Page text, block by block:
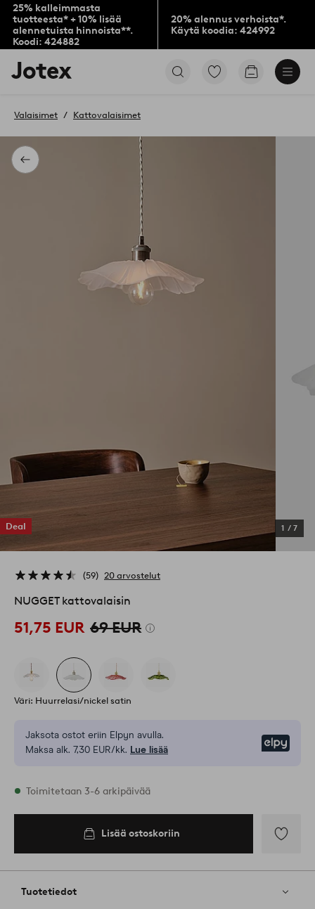
25% kalleimmasta
tuotteesta* + 10% lisää
alennetuista hinnoista**.
Koodi: 424882
20% alennus verhoista*.
Käytä koodia: 424992
Jotex-
logo
aloitussivulle
Siirry
Siirry
Takaisin
Valaisimet Kattovalaisimet
Deal 1 / 7
59 20 arvostelut
NUGGET kattovalaisin
51,75 EUR 69 EUR
Väri: Huurrelasi/nickel satin
Jaksota ostot eriin Elpyn avulla.
Maksa alk. 7,30 EUR/kk. Lue lisää
Varastossa
Toimitetaan 3-6 arkipäivää
Lisää ostoskoriin
Tuotetiedot